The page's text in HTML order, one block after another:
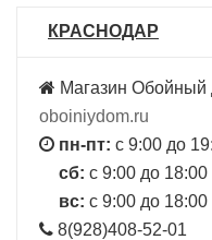
КРАСНОДАР
Магазин Обойный
oboiniydom.ru
пн-пт: с 9:00 до
сб: с 9:00 до 18:00
вс: с 9:00 до 18:00
8(928)408-52-01